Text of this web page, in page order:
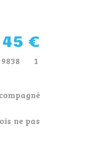
45 €
9838 1
ne pas